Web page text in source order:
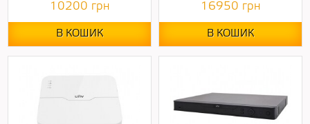
10200 грн
В КОШИК
16950 грн
В КОШИК